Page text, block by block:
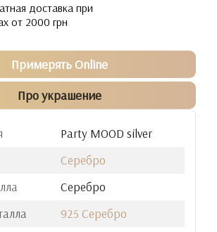
доставка при
от 2000 грн
Примерять Online
Про украшение
Party MOOD silver
Серебро
Серебро
925 Серебро